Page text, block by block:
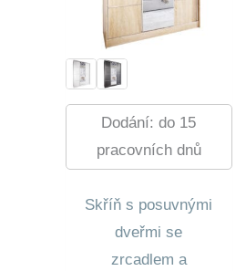
Dodání: do 15
pracovních dnů
Skříň s posuvnými
dveřmi se
zrcadlem a